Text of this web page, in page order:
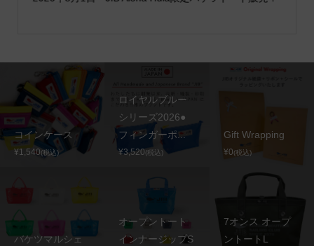
コインケース
¥1,540(税込)
ロイヤルブルー
シリーズ2026●
フィンガーポ...
¥3,520(税込)
Gift Wrapping
¥0(税込)
バケツマルシェ
オープントート
インナージップS
7オンス オープ
ントートL